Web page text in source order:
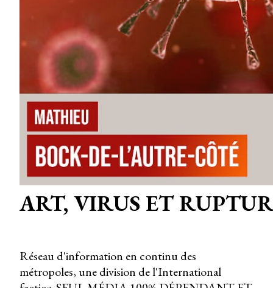
ART, VIRUS ET
Réseau d'information en continu des
métropoles, une division de l'International